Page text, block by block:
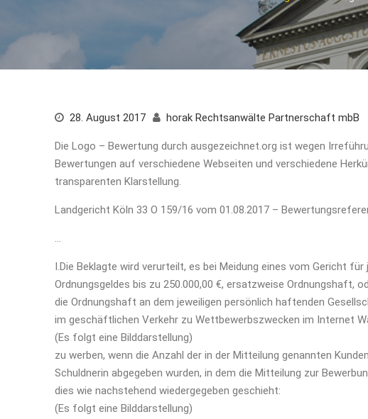
28. August 2017 horak Rechtsanwälte Partnerschaft mbB
Die Logo – Bewertung durch ausgezeichnet.org ist wegen
Bewertungen auf verschiedene Webseiten und verschiedene
transparenten Klarstellung.
Landgericht Köln 33 O 159/16 vom 01.08.2017 –
…
I.Die Beklagte wird verurteilt, es bei Meidung eines vom Gericht
Ordnungsgeldes bis zu 250.000,00 €, ersatzweise Ordnungshaft,
die Ordnungshaft an dem jeweiligen persönlich haftenden
im geschäftlichen Verkehr zu Wettbewerbszwecken im Internet
(Es folgt eine Bilddarstellung)
zu werben, wenn die Anzahl der in der Mitteilung genannten
Schuldnerin abgegeben wurden, in dem die Mitteilung zur
dies wie nachstehend wiedergegeben geschieht:
(Es folgt eine Bilddarstellung)